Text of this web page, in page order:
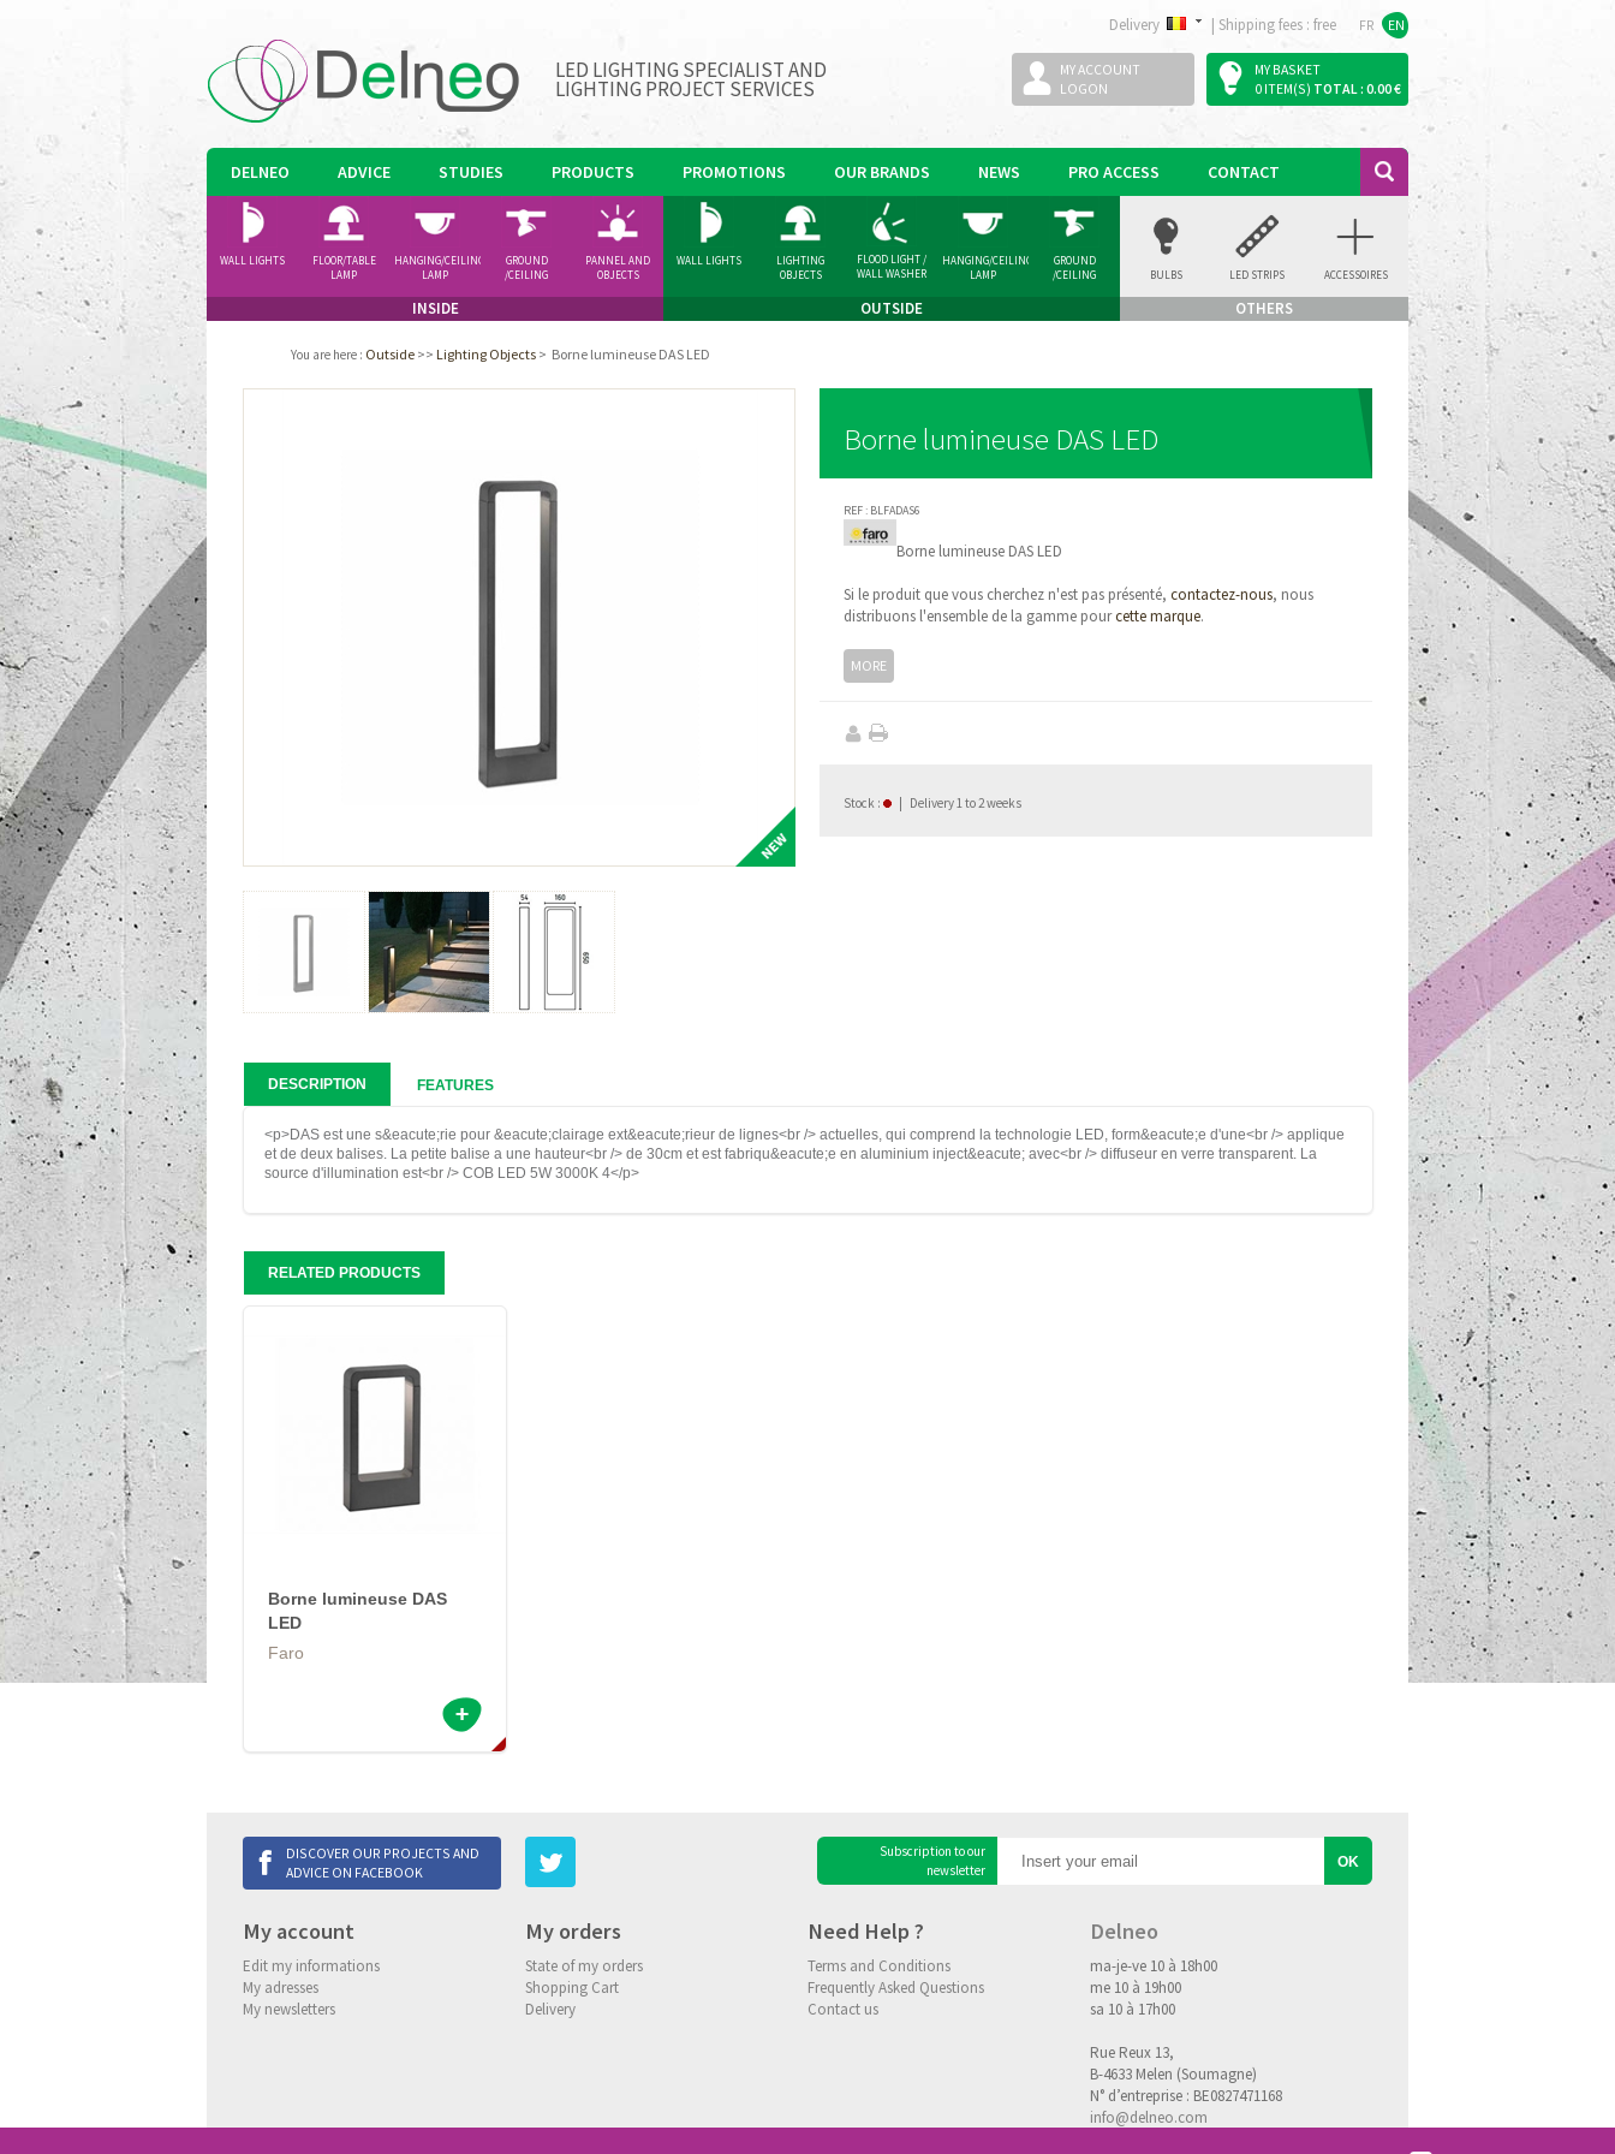
Delivery | Shipping fees : free FR EN
LED LIGHTING SPECIALIST AND
LIGHTING PROJECT SERVICES
MY ACCOUNT
LOGON
MY BASKET
0 ITEM(S) TOTAL : 0.00 €
DELNEO ADVICE STUDIES PRODUCTS PROMOTIONS OUR BRANDS NEWS PRO ACCESS CONTACT
INSIDE
WALL LIGHTS
FLOOR/TABLE
LAMP
HANGING/CEILING
LAMP
GROUND
/CEILING
PANNEL AND
OBJECTS
OUTSIDE
WALL LIGHTS
LIGHTING
OBJECTS
FLOOD LIGHT /
WALL WASHER
HANGING/CEILING
LAMP
GROUND
/CEILING
OTHERS
BULBS LED STRIPS ACCESSOIRES
You are here : Outside >> Lighting Objects > Borne lumineuse DAS LED
Borne lumineuse DAS LED
REF : BLFADAS6
Borne lumineuse DAS LED
Si le produit que vous cherchez n'est pas présenté, contactez-nous, nous
distribuons l'ensemble de la gamme pourcette marque.
MORE
Stock : Delivery 1 to 2 weeks
DESCRIPTION FEATURES
<p>DAS est une s&eacute;rie pour &eacute;clairage ext&eacute;rieur de lignes<br /> actuelles, qui comprend la technologie LED, form&eacute;e d'une<br /> applique
et de deux balises. La petite balise a une hauteur<br /> de 30cm et est fabriqu&eacute;e en aluminium inject&eacute; avec<br /> diffuseur en verre transparent. La
source d'illumination est<br /> COB LED 5W 3000K 4</p>
RELATED PRODUCTS
Borne lumineuse DAS
LED
Faro
DISCOVER OUR PROJECTS AND
ADVICE ON FACEBOOK
Subscription to our
newsletter
My account
Edit my informations
My adresses
My newsletters
My orders
State of my orders
Shopping Cart
Delivery
Need Help ?
Terms and Conditions
Frequently Asked Questions
Contact us
Delneo
ma-je-ve 10 à 18h00
me 10 à 19h00
sa 10 à 17h00
Rue Reux 13,
B-4633 Melen (Soumagne)
N° d’entreprise : BE0827471168
info@delneo.com